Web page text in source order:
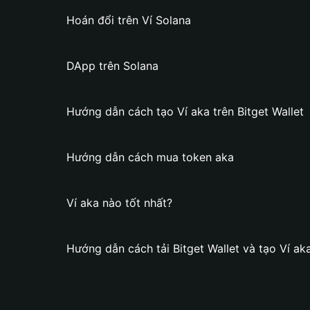
Hoán đổi trên Ví Solana
DApp trên Solana
Hướng dẫn cách tạo Ví aka trên Bitget Wallet
Hướng dẫn cách mua token aka
Ví aka nào tốt nhất?
Hướng dẫn cách tải Bitget Wallet và tạo Ví